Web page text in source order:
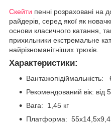
Скейти пенні розраховані на
райдерів, серед якої як
основи класичного катання,
прихильники екстремальне
найрізноманітніших трюків.
Характеристики:
Вантажопідіймальність:
Рекомендований вік: від 5
Вага: 1,45 кг
Платформа: